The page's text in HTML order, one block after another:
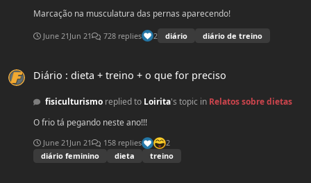
Marcação na musculatura das pernas aparecendo!
June 21 Jun 21 728 replies 2 diário diário de treino
Diário : dieta + treino + o que for preciso
fisiculturismo replied to Loirita's topic in Relatos sobre dietas
O frio tá pegando neste ano!!!
June 21 Jun 21 158 replies
2
diário feminino
dieta treino